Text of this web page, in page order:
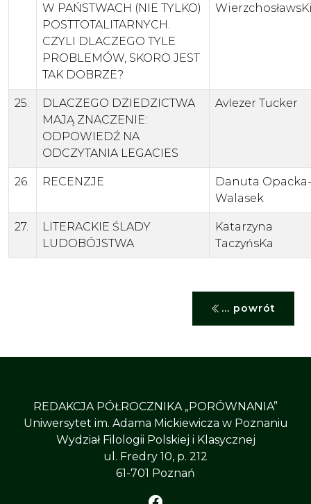
W PAŃSTWACH (NIE TYLKO)
POSTTOTALITARNYCH.
CZYLI DLACZEGO TYLE
PROBLEMÓW, SKORO JEST
TAK DOBRZE?
25.
DLACZEGO DZIEDZICTWA
MAJĄ ZNACZENIE:
ODPOWIEDŹ NA
ODCZYTANIA LEGACIES
AvIezer Tucker
26. RECENZJE
Danuta Opacka-
Walasek
27.
LITERACKIE ŚLADY
LUDOBÓJSTWA
Katarzyna
TaczyńsKa
... powrót
REDAKCJA PÓŁROCZNIKA „PORÓWNANIA”
Uniwersytet im. Adama Mickiewicza w Poznaniu
Wydział Filologii Polskiej i Klasycznej
ul. Fredry 10, p. 212
61-701 Poznań